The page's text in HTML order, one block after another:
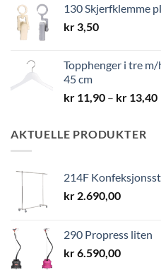
130 Skjerfklemme
kr 3,50
Topphenger i tre
45 cm
kr 11,90 – kr 13,40
AKTUELLE PRODUKTER
214F
kr 2.690,00
290 Propress liten
kr6.590,00